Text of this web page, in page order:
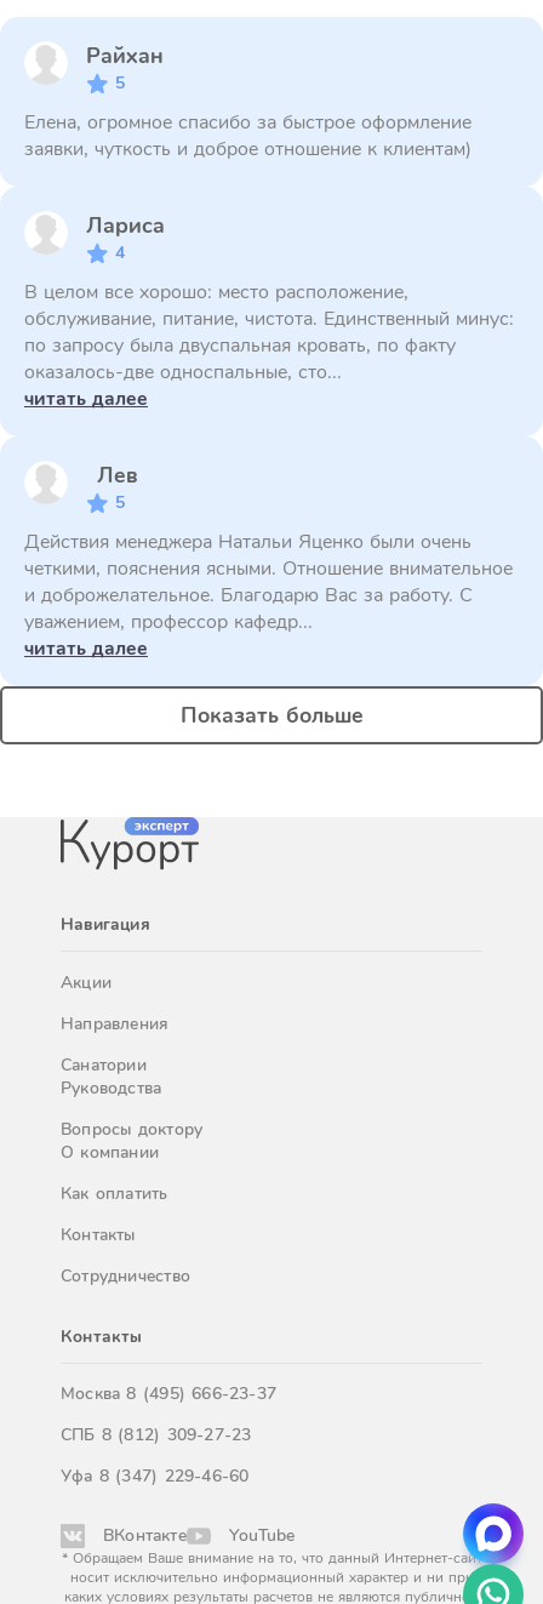
Райхан
5
Елена, огромное спасибо за быстрое оформление
заявки, чуткость и доброе отношение к клиентам)
Лариса
4
В целом все хорошо: место расположение,
обслуживание, питание, чистота. Единственный минус:
по запросу была двуспальная кровать, по факту
оказалось-две односпальные, сто...
читать далее
Лев
5
Действия менеджера Натальи Яценко были очень
четкими, пояснения ясными. Отношение внимательное
и доброжелательное. Благодарю Вас за работу. С
уважением, профессор кафедр...
читать далее
Показать больше
Навигация
Акции
Направления
Санатории
Руководства
Вопросы доктору
О компании
Как оплатить
Контакты
Сотрудничество
Контакты
Москва8 (495) 666-23-37
СПБ 8 (812) 309-27-23
Уфа 8 (347) 229-46-60
ВКонтакте YouTube
* Обращаем Ваше внимание на то, что данный Интернет-сайт
носит исключительно информационный характер и ни при
каких условиях результаты расчетов не являются публичной